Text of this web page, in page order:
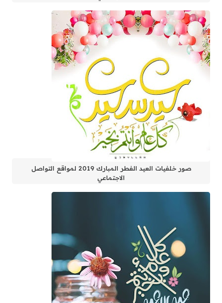
صور خلفيات العيد الفطر المبارك 2019 لمواقع التواصل
الاجتماعي